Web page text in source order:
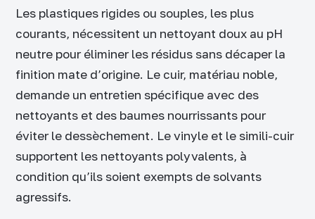
Les plastiques rigides ou souples, les plus
courants, nécessitent un nettoyant doux au pH
neutre pour éliminer les résidus sans décaper la
finition mate d’origine. Le cuir, matériau noble,
demande un entretien spécifique avec des
nettoyants et des baumes nourrissants pour
éviter le dessèchement. Le vinyle et le simili-cuir
supportent les nettoyants polyvalents, à
condition qu’ils soient exempts de solvants
agressifs.